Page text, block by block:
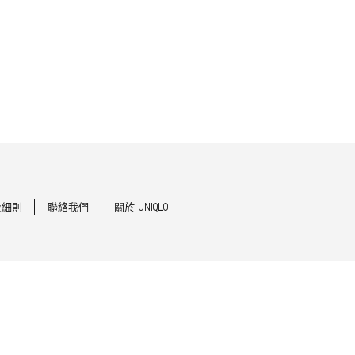
則 聯絡我們 關於 UNIQLO